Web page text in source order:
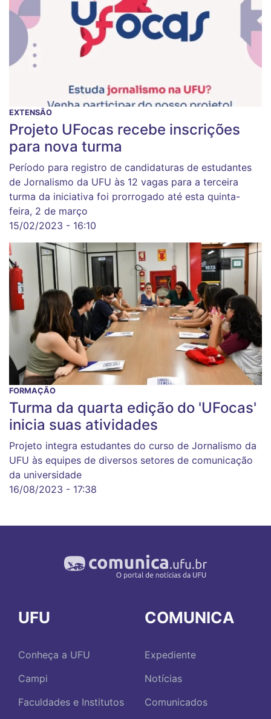
EXTENSÃO
Projeto UFocas recebe inscrições
para nova turma
Período para registro de candidaturas de estudantes
de Jornalismo da UFU às 12 vagas para a terceira
turma da iniciativa foi prorrogado até esta quinta-
feira, 2 de março
15/02/2023 - 16:10
FORMAÇÃO
Turma da quarta edição do 'UFocas'
inicia suas atividades
Projeto integra estudantes do curso de Jornalismo da
UFU às equipes de diversos setores de comunicação
da universidade
16/08/2023 - 17:38
UFU
Conheça a UFU
Campi
Faculdades e Institutos
COMUNICA
Expediente
Notícias
Comunicados